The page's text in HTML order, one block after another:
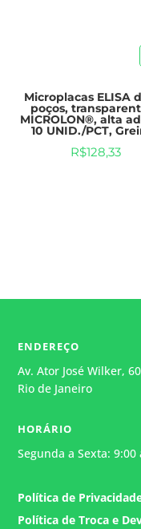
Microplacas ELISA
poços,
MICROLON®, alta
10 UNID./PCT,
R$128,33
ENDEREÇO
Av. Ator José Wilker,
Rio de Janeiro
HORÁRIO
Segunda a Sexta: 9:00
Política de
Política de Troca e